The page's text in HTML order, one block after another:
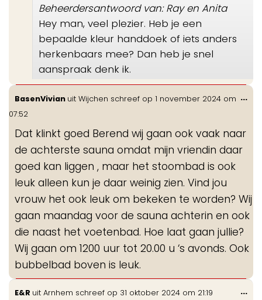
Beheerdersantwoord van: Ray en Anita
Hey man, veel plezier. Heb je een
bepaalde kleur handdoek of iets anders
herkenbaars mee? Dan heb je snel
aanspraak denk ik.
BasenVivian uit Wijchen schreef op 1 november 2024 om
07:52
Dat klinkt goed Berend wij gaan ook vaak naar
de achterste sauna omdat mijn vriendin daar
goed kan liggen , maar het stoombad is ook
leuk alleen kun je daar weinig zien. Vind jou
vrouw het ook leuk om bekeken te worden? Wij
gaan maandag voor de sauna achterin en ook
die naast het voetenbad. Hoe laat gaan jullie?
Wij gaan om 1200 uur tot 20.00 u ‘s avonds. Ook
bubbelbad boven is leuk.
...
E&R uit Arnhem schreef op 31 oktober 2024 om 21:19 ...